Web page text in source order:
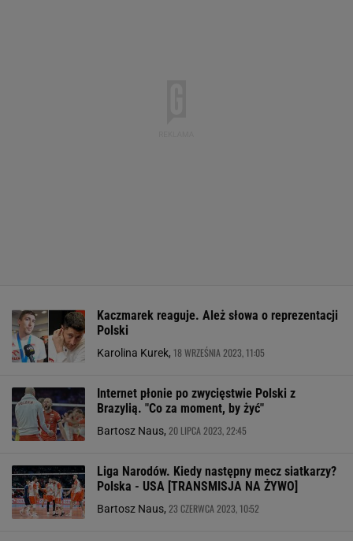
Kaczmarek reaguje. Ależ słowa o reprezentacji
Polski
Karolina Kurek, 18 WRZEŚNIA 2023, 11:05
Internet płonie po zwycięstwie Polski z
Brazylią. "Co za moment, by żyć"
Bartosz Naus, 20 LIPCA 2023, 22:45
Liga Narodów. Kiedy następny mecz siatkarzy?
Polska - USA [TRANSMISJA NA ŻYWO]
Bartosz Naus, 23 CZERWCA 2023, 10:52